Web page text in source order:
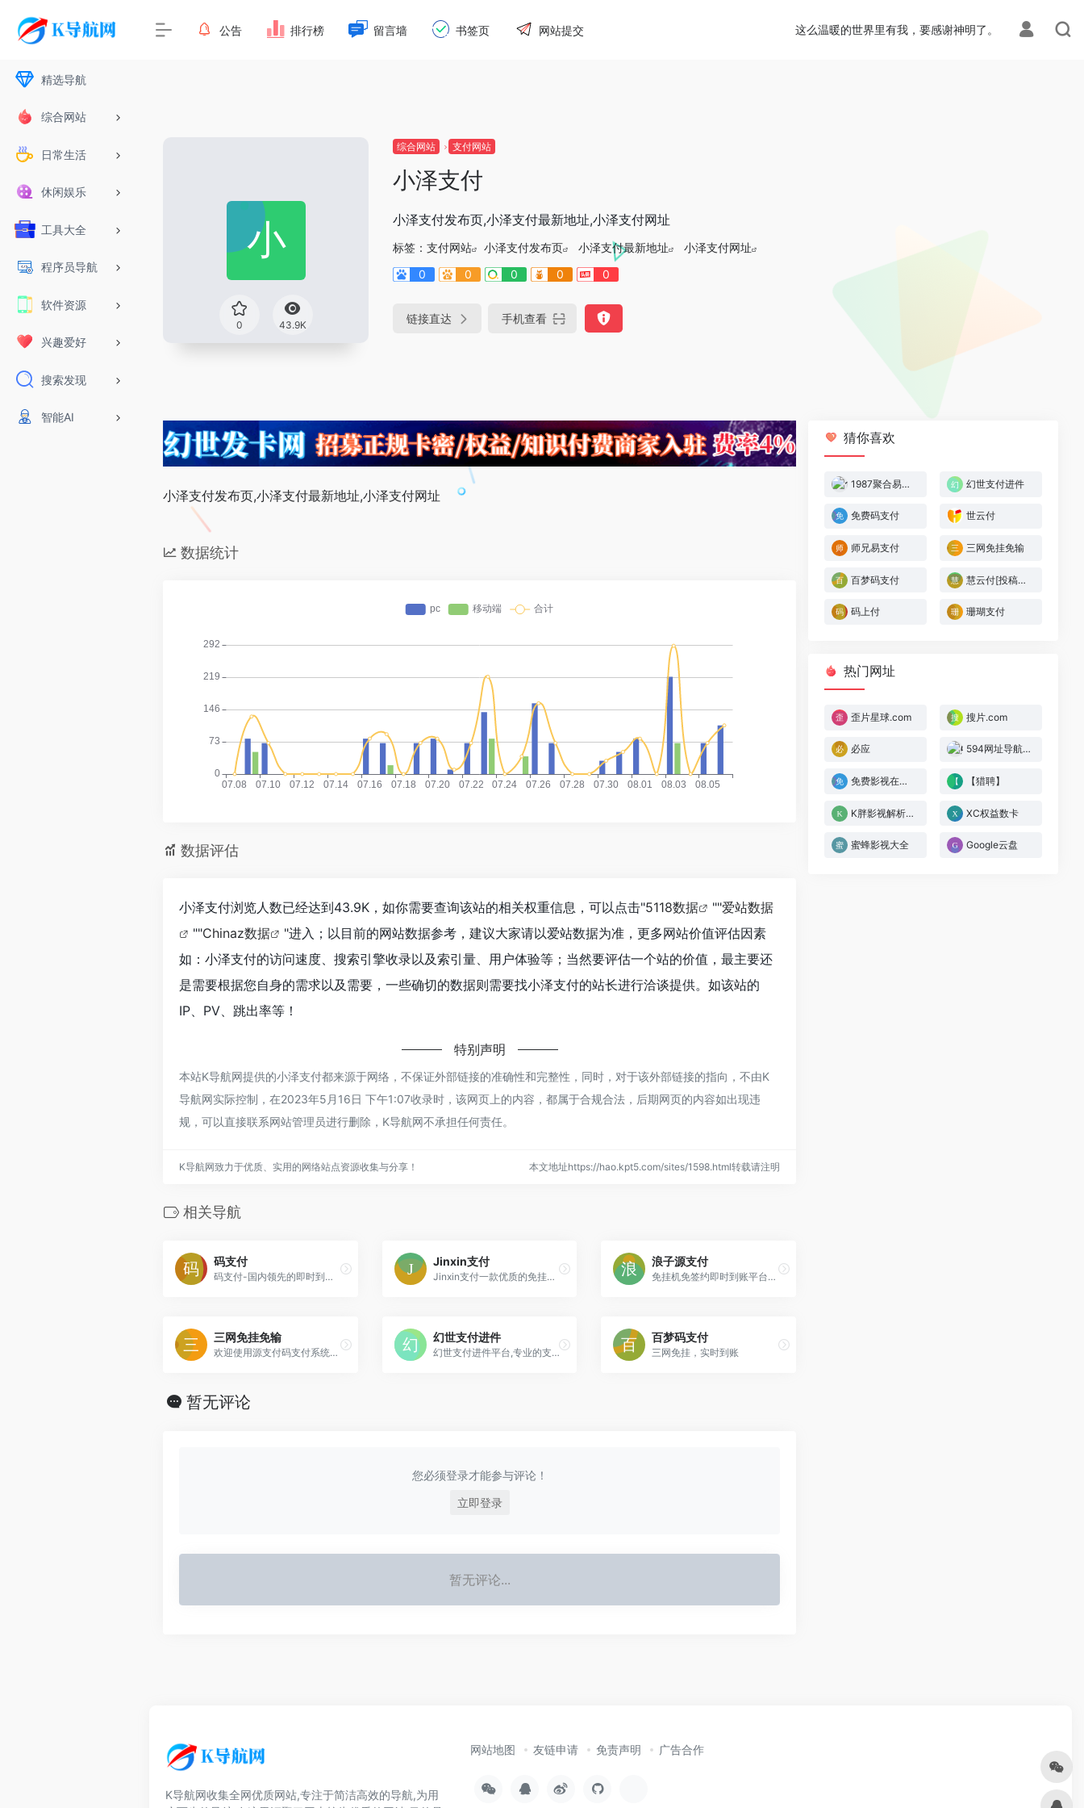
精选导航
综合网站
日常生活
休闲娱乐
工具大全
程序员导航
软件资源
兴趣爱好
搜索发现
智能AI
公告 排行榜 留言墙 书签页 网站提交 这么温暖的世界里有我，要感谢神明了。
0 43.9K
综合网站 支付网站
小泽支付
小泽支付发布页,小泽支付最新地址,小泽支付网址
标签： 支付网站 小泽支付发布页 小泽支付最新地址
小泽支付网址
0
0 0 0 0
链接直达 手机查看
小泽支付发布页,小泽支付最新地址,小泽支付网址
数据统计
数据评估
小泽支付浏览人数已经达到43.9K，如你需要查询该站的相关权重信息，可以点击"5118数据 ""爱站数据
""Chinaz数据
"进入；以目前的网站数据参考，建议大家请以爱站数据为准，更多网站价值评估因素
如：小泽支付的访问速度、搜索引擎收录以及索引量、用户体验等；当然要评估一个站的价值，最主要还
是需要根据您自身的需求以及需要，一些确切的数据则需要找小泽支付的站长进行洽谈提供。如该站的
IP、PV、跳出率等！
特别声明
本站K导航网提供的小泽支付都来源于网络，不保证外部链接的准确性和完整性，同时，对于该外部链接的指向，不由K
导航网实际控制，在2023年5月16日 下午1:07收录时，该网页上的内容，都属于合规合法，后期网页的内容如出现违
规，可以直接联系网站管理员进行删除，K导航网不承担任何责任。
K导航网致力于优质、实用的网络站点资源收集与分享！ 本文地址https://hao.kpt5.com/sites/1598.html转载请注明
相关导航
码支付
码支付-国内领先的即时到账支付平台,解决各大网站收款难题,兼容彩虹易支付接口,云端免挂免签约的码支付系统,保障每位商户资金即时到账,扶持站长资金回流,提供支付宝
Jinxin支付
Jinxin支付一款优质的免挂支付系统,专业稳定即时到账系统告别被彩虹易支付跑路与资金到账不及时,极速响应、安全可靠、方便快捷是我们最大的特点，轻松实现手机付款
浪子源支付
免挂机免签约即时到账平台V7
三网免挂免输
欢迎使用源支付码支付系统！我们提供正版的支付解决方案，让您安心收款。系统具备毫秒级响应和稳定安全的特点，无掉线问题。我们致力于为您提供高效、可靠的支付服务，让
幻世支付进件
幻世支付进件平台,专业的支付服务商,一站式提供支付收款解决方案,数千家商户的首选,帮助广大商家和企业及开发者解决在线支付收款难题,为企业数字化经营升级转型助力,仅需几行代码即可轻松接入,为您拓展增值业务打下基础！
百梦码支付
三网免挂，实时到账
暂无评论
您必须登录才能参与评论！
立即登录
暂无评论...
猜你喜欢
1987聚合易支付 幻世支付进件
免费码支付 世云付
师兄易支付 三网免挂免输
百梦码支付 慧云付[投稿人：慧云付,联系：3838491856]
码上付 珊瑚支付
热门网址
歪片星球.com 搜片.com
必应 594网址导航[投稿人：6541245,联系：845145]
免费影视在线观看 【猎聘】
K胖影视解析解析 XC权益数卡
蜜蜂影视大全 Google云盘
K导航网收集全网优质网站,专注于简洁高效的导航,为用
网站地图 友链申请 免责声明 广告合作